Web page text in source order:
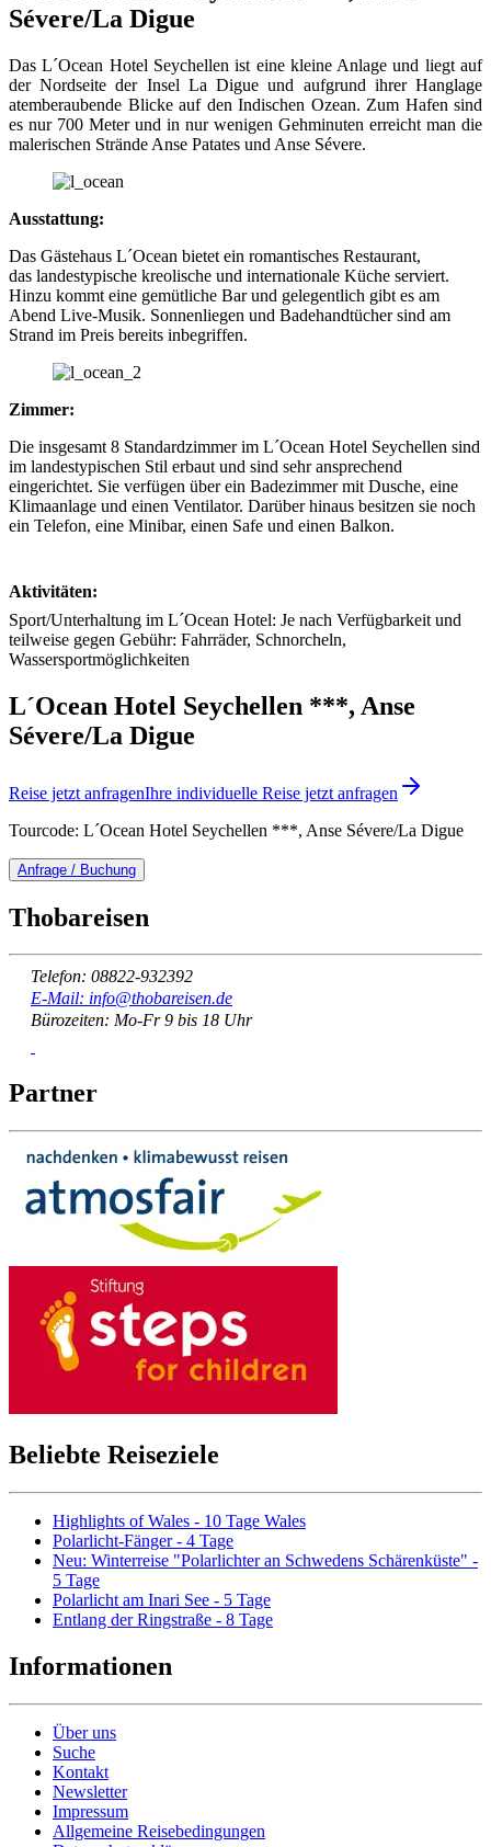
Sévere/La Digue
Das L´Ocean Hotel Seychellen ist eine kleine Anlage und liegt auf
der Nordseite der Insel La Digue und aufgrund ihrer Hanglage
atemberaubende Blicke auf den Indischen Ozean. Zum Hafen sind
es nur 700 Meter und in nur wenigen Gehminuten erreicht man die
malerischen Strände Anse Patates und Anse Sévere.
Ausstattung:
Das Gästehaus L´Ocean bietet ein romantisches Restaurant,
das landestypische kreolische und internationale Küche serviert.
Hinzu kommt eine gemütliche Bar und gelegentlich gibt es am
Abend Live-Musik. Sonnenliegen und Badehandtücher sind am
Strand im Preis bereits inbegriffen.
Zimmer:
Die insgesamt 8 Standardzimmer im L´Ocean Hotel Seychellen sind
im landestypischen Stil erbaut und sind sehr ansprechend
eingerichtet. Sie verfügen über ein Badezimmer mit Dusche, eine
Klimaanlage und einen Ventilator. Darüber hinaus besitzen sie noch
ein Telefon, eine Minibar, einen Safe und einen Balkon.
Aktivitäten:
Sport/Unterhaltung im L´Ocean Hotel: Je nach Verfügbarkeit und
teilweise gegen Gebühr: Fahrräder, Schnorcheln,
Wassersportmöglichkeiten
L´Ocean Hotel Seychellen ***, Anse
Sévere/La Digue
Reise jetzt anfragenIhre individuelle Reise jetzt anfragen
Tourcode: L´Ocean Hotel Seychellen ***, Anse Sévere/La Digue
Anfrage / Buchung
Thobareisen
Telefon: 08822-932392
E-Mail: info@thobareisen.de
Bürozeiten: Mo-Fr 9 bis 18 Uhr
Partner
Beliebte Reiseziele
Highlights of Wales - 10 Tage Wales
Polarlicht-Fänger - 4 Tage
Neu: Winterreise "Polarlichter an Schwedens Schärenküste" -
5 Tage
Polarlicht am Inari See - 5 Tage
Entlang der Ringstraße - 8 Tage
Informationen
Über uns
Suche
Kontakt
Newsletter
Impressum
Allgemeine Reisebedingungen